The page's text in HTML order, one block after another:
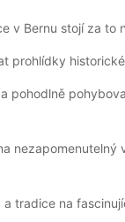
v Bernu stojí za to
prohlídky
pohodlně
nezapomenutelný
a tradice na